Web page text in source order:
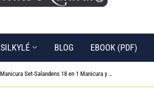
SILKYLÉ BLOG EBOOK (PDF)
▶ Manicura Set-Salandens 18 en 1 Manicura y Pedicura Profesional de pedicura profesional